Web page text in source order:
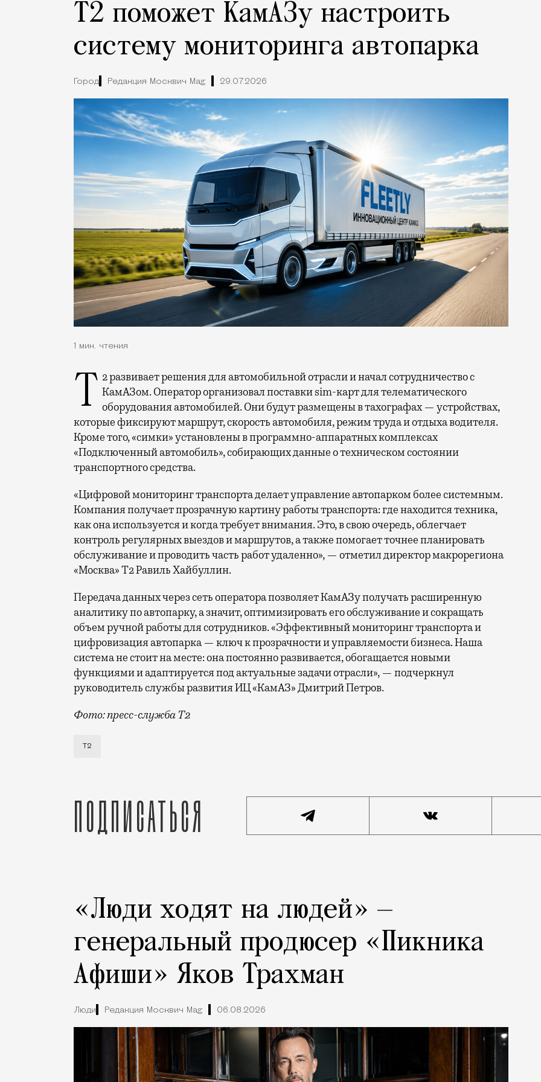
Т2 поможет КамАЗу настроить
систему мониторинга автопарка
Город Редакция Москвич Mag 29.07.2026
1 мин. чтения
Т2 развивает решения для автомобильной отрасли и начал сотрудничество с КамАЗом. Оператор организовал поставки sim-карт для телематического
оборудования автомобилей. Они будут размещены в тахографах — устройствах,
которые фиксируют маршрут, скорость автомобиля, режим труда и отдыха водителя.
Кроме того, «симки» установлены в программно-аппаратных комплексах
«Подключенный автомобиль», собирающих данные о техническом состоянии
транспортного средства.
«Цифровой мониторинг транспорта делает управление автопарком более системным.
Компания получает прозрачную картину работы транспорта: где находится техника,
как она используется и когда требует внимания. Это, в свою очередь, облегчает
контроль регулярных выездов и маршрутов, а также помогает точнее планировать
обслуживание и проводить часть работ удаленно», — отметил директор макрорегиона
«Москва» Т2 Равиль Хайбуллин.
Передача данных через сеть оператора позволяет КамАЗу получать расширенную
аналитику по автопарку, а значит, оптимизировать его обслуживание и сокращать
объем ручной работы для сотрудников. «Эффективный мониторинг транспорта и
цифровизация автопарка — ключ к прозрачности и управляемости бизнеса. Наша
система не стоит на месте: она постоянно развивается, обогащается новыми
функциями и адаптируется под актуальные задачи отрасли», — подчеркнул
руководитель службы развития ИЦ «КамАЗ» Дмитрий Петров.
Фото: пресс-служба Т2
Т2 развивает решения для автомобильной отрасли и начал сотрудничество с КамАЗом.
Т2
Подписаться
Город
«Люди ходят на людей» —
генеральный продюсер «Пикника
Афиши» Яков Трахман
Люди Редакция Москвич Mag 06.08.2026